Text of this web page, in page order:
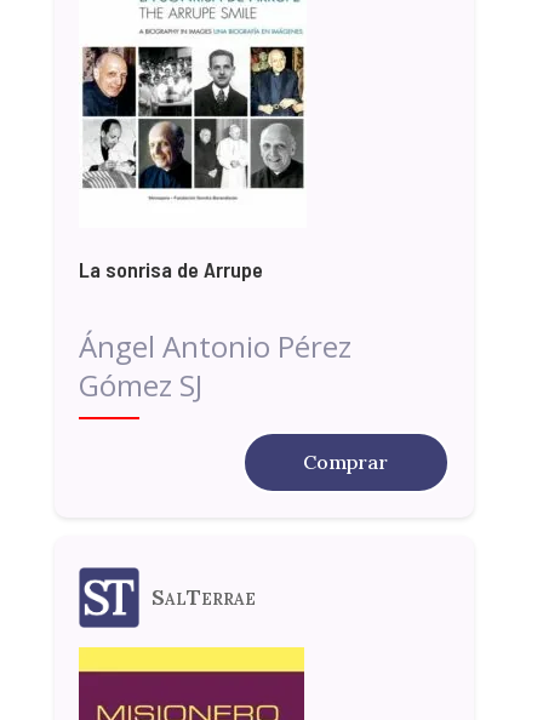
La sonrisa de Arrupe
Ángel Antonio Pérez
Gómez SJ
Comprar
SalTerrae